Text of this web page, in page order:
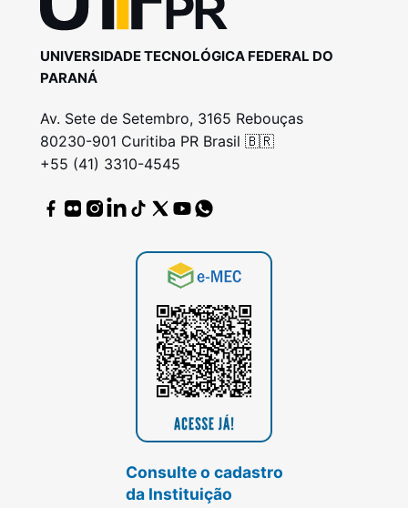
UNIVERSIDADE TECNOLÓGICA FEDERAL DO
PARANÁ
Av. Sete de Setembro, 3165 Rebouças
80230-901 Curitiba PR Brasil 🇧🇷
+55 (41) 3310-4545
Consulte o cadastro
da Instituição